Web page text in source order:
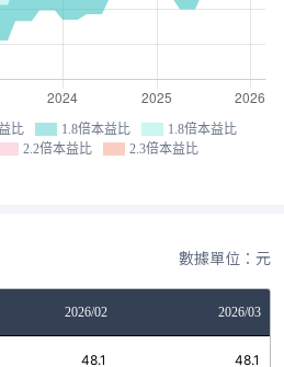
比 1.8倍本益比
1.8倍本益比
2.2倍本益比 2.3倍本益比
數據單位：元
2026/02 2026/03
48.1 48.1